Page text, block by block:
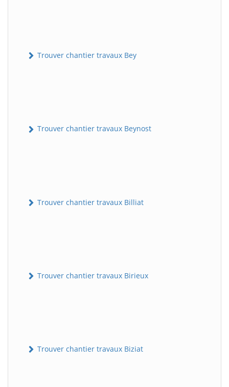
Trouver chantier travaux Bey
Trouver chantier travaux Beynost
Trouver chantier travaux Billiat
Trouver chantier travaux Birieux
Trouver chantier travaux Biziat